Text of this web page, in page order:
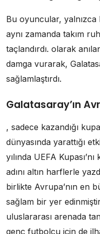
Bu oyuncular,
aynı zamanda takım
taçlandırdı. olarak
damga vurarak,
sağlamlaştırdı.
Galatasaray’ın
, sadece kazandığı
dünyasında yarattığı
yılında UEFA
adını altın harflerle
birlikte Avrupa’nın en
sağlam bir yer
uluslararası arenada
genç futbolcu için de